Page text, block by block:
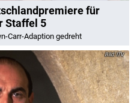
für
Staffel 5
Carr-Adaption gedreht
ITV